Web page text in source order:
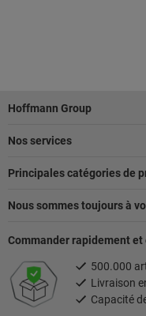
Pied
de
page
Hoffmann Group
Nos services
Principales catégories de
Nous sommes toujours à
Commander rapidement
500.000
Livraison
Capacité